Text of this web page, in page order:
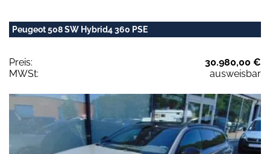
Peugeot 508 SW Hybrid4 360 PSE
Preis:
30.980,00 €
MWSt:
ausweisbar